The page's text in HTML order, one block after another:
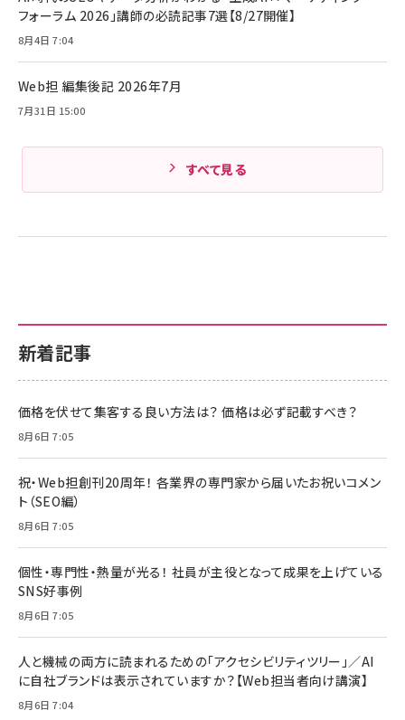
新着記事
価格を伏せて集客する良い方法は？ 価格は必ず記載すべき？
8月6日 7:05
祝・Web担創刊20周年！ 各業界の専門家から届いたお祝いコメン
ト（SEO編）
8月6日 7:05
個性・専門性・熱量が光る！ 社員が主役となって成果を上げている
SNS好事例
8月6日 7:05
人と機械の両方に読まれるための「アクセシビリティツリー」／AI
に自社ブランドは表示されていますか？【Web担当者向け講演】
8月6日 7:04
フォーラム 2026」講師の必読記事7選【8/27開催】
8月4日 7:04
Web担 編集後記 2026年7月
7月31日 15:00
すべて見る